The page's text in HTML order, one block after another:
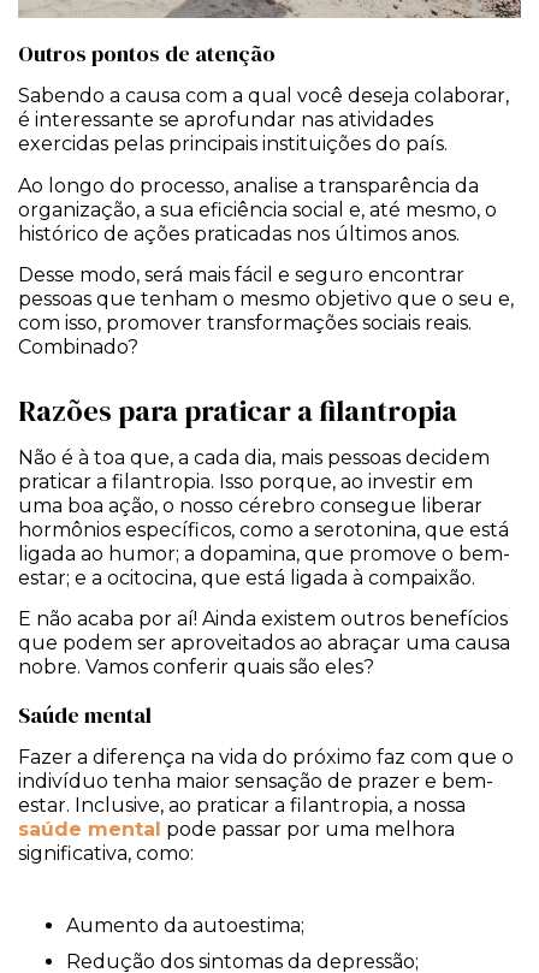
Outros pontos de atenção
Sabendo a causa com a qual você deseja colaborar,
é interessante se aprofundar nas atividades
exercidas pelas principais instituições do país.
Ao longo do processo, analise a transparência da
organização, a sua eficiência social e, até mesmo, o
histórico de ações praticadas nos últimos anos.
Desse modo, será mais fácil e seguro encontrar
pessoas que tenham o mesmo objetivo que o seu e,
com isso, promover transformações sociais reais.
Combinado?
Razões para praticar a filantropia
Não é à toa que, a cada dia, mais pessoas decidem
praticar a filantropia. Isso porque, ao investir em
uma boa ação, o nosso cérebro consegue liberar
hormônios específicos, como a serotonina, que está
ligada ao humor; a dopamina, que promove o bem-
estar; e a ocitocina, que está ligada à compaixão.
E não acaba por aí! Ainda existem outros benefícios
que podem ser aproveitados ao abraçar uma causa
nobre. Vamos conferir quais são eles?
Saúde mental
Fazer a diferença na vida do próximo faz com que o
indivíduo tenha maior sensação de prazer e bem-
estar. Inclusive, ao praticar a filantropia, a nossa
saúde mental pode passar por uma melhora
significativa, como:
Aumento da autoestima;
Redução dos sintomas da depressão;